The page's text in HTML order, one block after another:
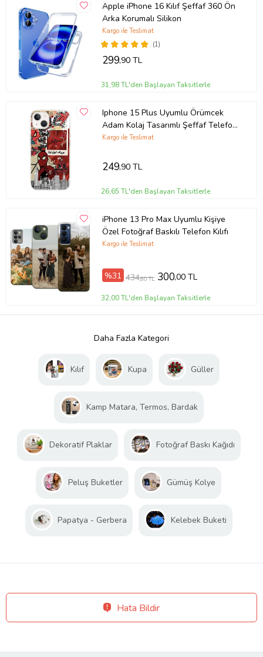
Apple iPhone 16 Kılıf Şeffaf 360 Ön
Arka Korumalı Silikon
(1)
Kargo ile Teslimat
299,90 TL
31,98 TL'den Başlayan Taksitlerle
Iphone 15 Plus Uyumlu Örümcek
Adam Kolaj Tasarımlı Şeffaf Telefon
Kılıfı
Kargo ile Teslimat
249,90 TL
26,65 TL'den Başlayan Taksitlerle
iPhone 13 Pro Max Uyumlu Kişiye
Özel Fotoğraf Baskılı Telefon Kılıfı
Kargo ile Teslimat
%31 434,80 TL 300,00 TL
32,00 TL'den Başlayan Taksitlerle
Daha Fazla Kategori
Kılıf Kupa Güller
Kamp Matara, Termos, Bardak
Dekoratif Plaklar Fotoğraf Baskı Kağıdı
Peluş Buketler Gümüş Kolye
Papatya - Gerbera Kelebek Buketi
Hata Bildir